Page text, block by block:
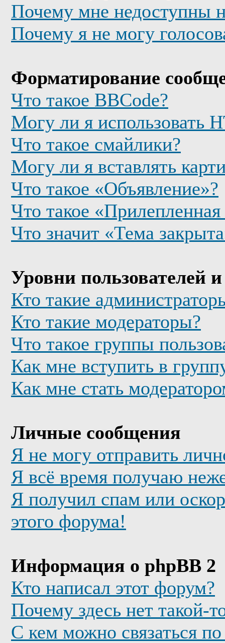
Почему мне недоступны
Почему я не могу
Форматирование
Что такое BBCode?
Могу ли я использовать
Что такое смайлики?
Могу ли я вставлять
Что такое «Объявление»?
Что такое «Прилепленная
Что значит «Тема
Уровни пользователей
Кто такие
Кто такие модераторы?
Что такое группы
Как мне вступить в
Как мне стать
Личные сообщения
Я не могу отправить
Я всё время получаю
Я получил спам или
этого форума!
Информация о phpBB 2
Кто написал этот форум?
Почему здесь нет такой-
С кем можно связаться